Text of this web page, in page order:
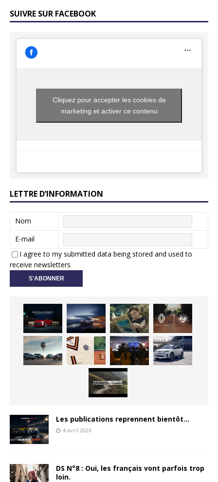
SUIVRE SUR FACEBOOK
Cliquez pour accepter les cookies de
marketing et activer ce contenu
LETTRE D’INFORMATION
Nom
E-mail
I agree to my submitted data being stored and used to
receive newsletters
Les publications reprennent bientôt…
4 avril 2026
DS N°8 : Oui, les français vont parfois trop
loin.